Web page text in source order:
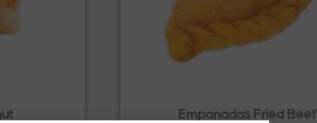
Empanadas Fried Beef